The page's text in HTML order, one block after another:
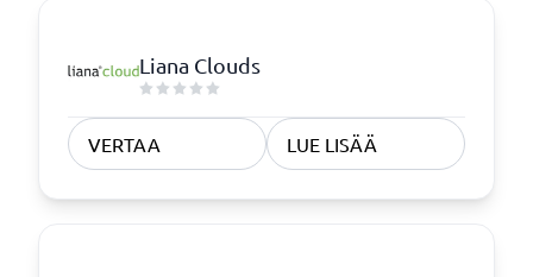
Liana Clouds
VERTAA LUE LISÄÄ